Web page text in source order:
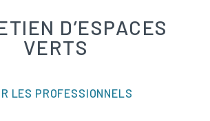
D’ESPACES
VERTS
LES PROFESSIONNELS